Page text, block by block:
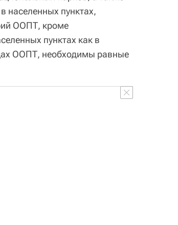
населенных пунктах,
ООПТ, кроме
пунктах как в
ООПТ, необходимы равные